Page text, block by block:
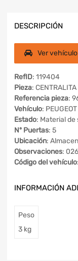
DESCRIPCIÓN
Ver
RefID: 119404
Pieza: CENTRALITA
Referencia pieza:
Vehículo:
Estado: Material
Nº Puertas: 5
Ubicación:
Observaciones:
Código del vehículo
INFORMACIÓN
Peso
3 kg